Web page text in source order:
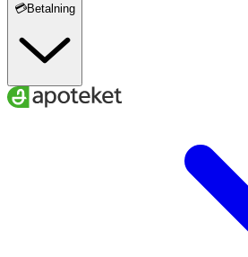
💳Betalning